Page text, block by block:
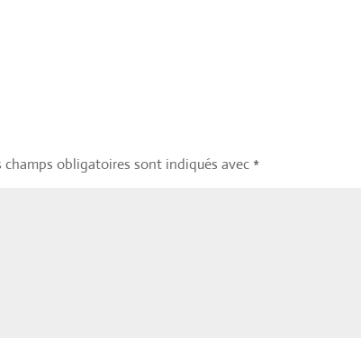
champs obligatoires sont indiqués avec *